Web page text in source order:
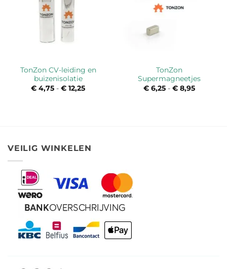
TonZon CV-leiding en
buizenisolatie
€ 4,75 - € 12,25
TonZon
Supermagneetjes
€6,25 - €8,95
VEILIG WINKELEN